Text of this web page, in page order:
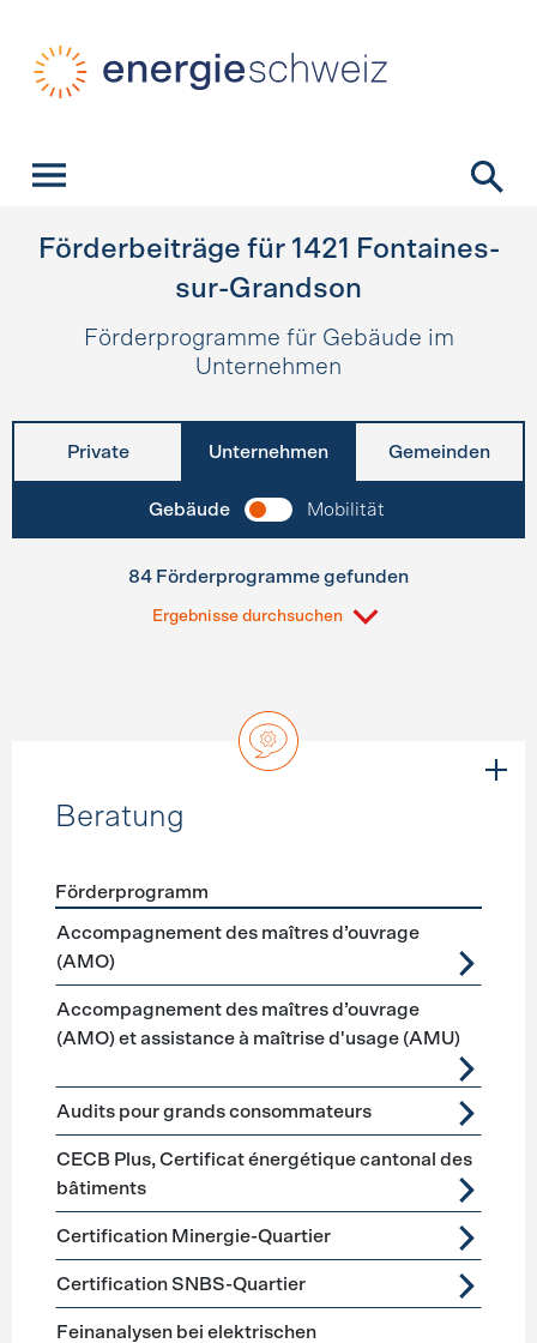
Förderbeiträge für 1421 Fontaines-
sur-Grandson
Förderprogramme für Gebäude im
Unternehmen
Private Unternehmen Gemeinden
Gebäude Mobilität
84 Förderprogramme gefunden
Ergebnisse durchsuchen
Beratung
Förderprogramme Beratung
Förderprogramm
Accompagnement des maîtres d’ouvrage
(AMO)
Accompagnement des maîtres d’ouvrage
(AMO) et assistance à maîtrise d'usage (AMU)
Audits pour grands consommateurs
CECB Plus, Certificat énergétique cantonal des
bâtiments
Certification Minergie-Quartier
Certification SNBS-Quartier
Feinanalysen bei elektrischen